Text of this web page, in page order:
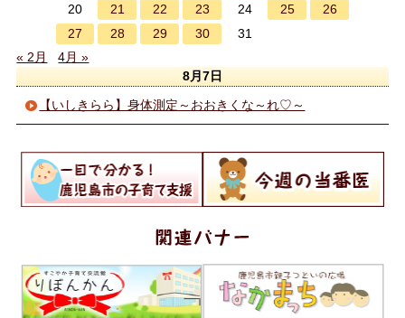
20
21 22 23 24 25
26
27
28 29 30
31
« 2月
4月 »
8月7日
【いしきらら】身体測定～おおきくな～れ♡～